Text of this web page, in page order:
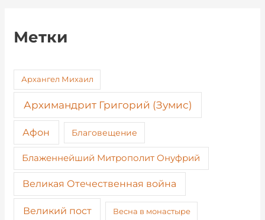
Метки
Архангел Михаил
Архимандрит Григорий (Зумис)
Афон Благовещение
Блаженнейший Митрополит Онуфрий
Великая Отечественная война
Великий пост Весна в монастыре